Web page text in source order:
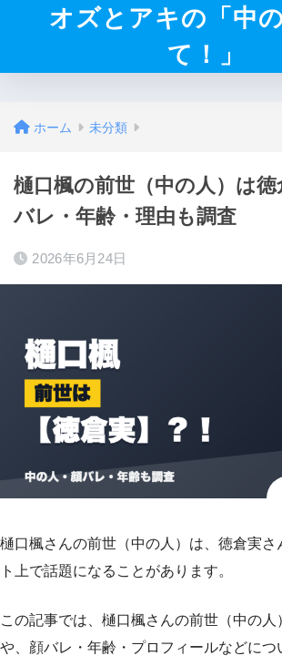
オズとアキの「中
て！」
ホーム 未分類
樋口楓の前世（中の人）は徳
バレ・年齢・理由も調査
2026年6月24日
樋口楓さんの前世（中の人）は、徳倉実さ
ト上で話題になることがあります。
この記事では、樋口楓さんの前世（中の人
や、顔バレ・年齢・プロフィールなどにつ